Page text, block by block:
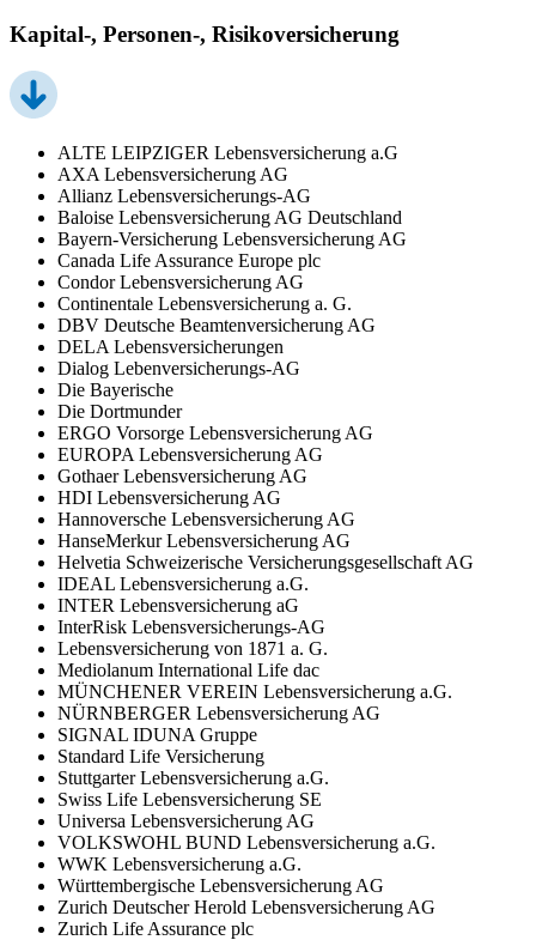
Kapital-, Personen-, Risikoversicherung
ALTE LEIPZIGER Lebensversicherung a.G
AXA Lebensversicherung AG
Allianz Lebensversicherungs-AG
Baloise Lebensversicherung AG Deutschland
Bayern-Versicherung Lebensversicherung AG
Canada Life Assurance Europe plc
Condor Lebensversicherung AG
Continentale Lebensversicherung a. G.
DBV Deutsche Beamtenversicherung AG
DELA Lebensversicherungen
Dialog Lebenversicherungs-AG
Die Bayerische
Die Dortmunder
ERGO Vorsorge Lebensversicherung AG
EUROPA Lebensversicherung AG
Gothaer Lebensversicherung AG
HDI Lebensversicherung AG
Hannoversche Lebensversicherung AG
HanseMerkur Lebensversicherung AG
Helvetia Schweizerische Versicherungsgesellschaft AG
IDEAL Lebensversicherung a.G.
INTER Lebensversicherung aG
InterRisk Lebensversicherungs-AG
Lebensversicherung von 1871 a. G.
Mediolanum International Life dac
MÜNCHENER VEREIN Lebensversicherung a.G.
NÜRNBERGER Lebensversicherung AG
SIGNAL IDUNA Gruppe
Standard Life Versicherung
Stuttgarter Lebensversicherung a.G.
Swiss Life Lebensversicherung SE
Universa Lebensversicherung AG
VOLKSWOHL BUND Lebensversicherung a.G.
WWK Lebensversicherung a.G.
Württembergische Lebensversicherung AG
Zurich Deutscher Herold Lebensversicherung AG
Zurich Life Assurance plc